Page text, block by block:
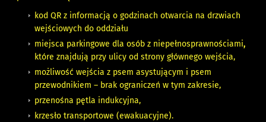
kod QR z informacją o godzinach otwarcia na drzwiach
wejściowych do oddziału
miejsca parkingowe dla osób z niepełnosprawnościami,
które znajdują przy ulicy od strony głównego wejścia,
możliwość wejścia z psem asystującym i psem
przewodnikiem – brak ograniczeń w tym zakresie,
przenośna pętla indukcyjna,
krzesło transportowe (ewakuacyjne).